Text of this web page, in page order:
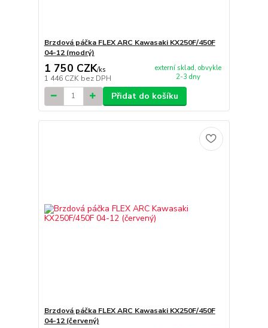
Brzdová páčka FLEX ARC Kawasaki KX250F/450F
04-12 (modrý)
1 750 CZK/ks
1 446 CZK bez DPH
externí sklad, obvykle
2-3 dny
Přidat do košíku
Brzdová páčka FLEX ARC Kawasaki KX250F/450F
04-12 (červený)